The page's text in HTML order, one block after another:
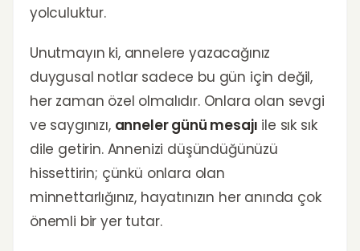
yolculuktur.
Unutmayın ki, annelere yazacağınız
duygusal notlar sadece bu gün için değil,
her zaman özel olmalıdır. Onlara olan sevgi
ve saygınızı, anneler günü mesajı ile sık sık
dile getirin. Annenizi düşündüğünüzü
hissettirin; çünkü onlara olan
minnettarlığınız, hayatınızın her anında çok
önemli bir yer tutar.